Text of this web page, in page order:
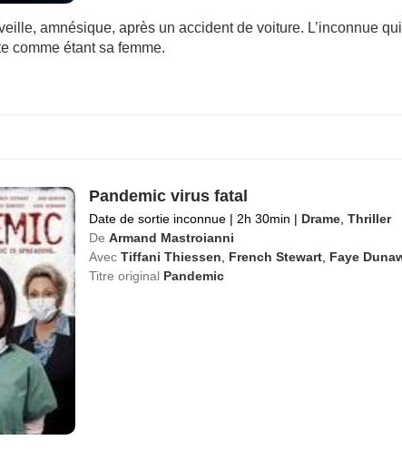
amnésique, après un accident de voiture. L’inconnue
comme étant sa femme.
Pandemic virus fatal
Date de sortie inconnue | 2h 30min | Drame, Thriller
De Armand Mastroianni
Avec Tiffani Thiessen French Stewart, Faye
Titre original Pandemic